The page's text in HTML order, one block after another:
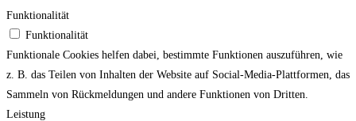
Funktionalität
Funktionalität
Funktionale Cookies helfen dabei, bestimmte Funktionen auszuführen, wie
z. B. das Teilen von Inhalten der Website auf Social-Media-Plattformen, das
Sammeln von Rückmeldungen und andere Funktionen von Dritten.
Leistung